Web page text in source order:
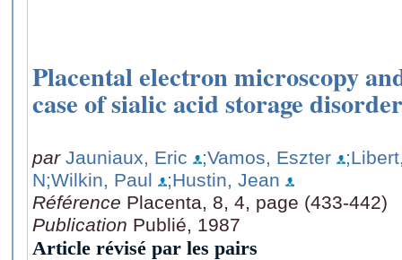
Placental electron microscopy
case of sialic acid storage disorder
par Jauniaux, Eric ;Vamos, Eszter
N;Wilkin, Paul
;Hustin, Jean
Référence Placenta, 8, 4, page (433-442)
Publication Publié, 1987
Article révisé par les pairs